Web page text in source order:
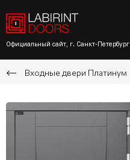
Официальный сайт, г. Санкт-Петербург
Входные двери Платинум